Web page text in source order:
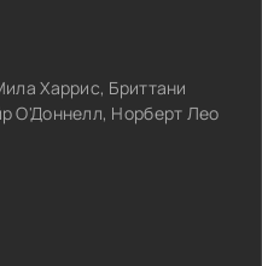
Харрис, Бриттани
О'Доннелл, Норберт Лео